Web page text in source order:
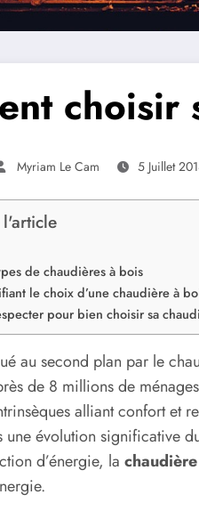
Myriam Le Cam 5 Juillet
de chaudières à bois
le choix d’une chaudière à
pour bien choisir sa
au second plan par le
de 8 millions de
alliant confort et
une évolution significative
d’énergie, la